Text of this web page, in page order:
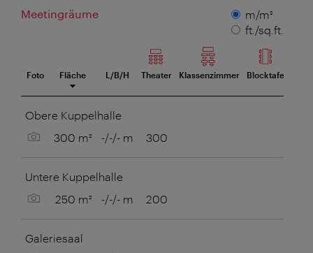
Maßeinheit
m/m²
ft./sq.ft.
Meetingräume
Foto Fläche L/B/H Theater Klassenzimmer Blocktafel
Obere Kuppelhalle
Bild anzeigen
300 m² -/-/- m 300
Untere Kuppelhalle
Bild anzeigen
250 m² -/-/- m 200
Galeriesaal